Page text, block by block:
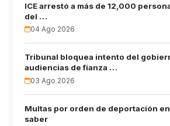
ICE arrestó a más de 12,000
del …
04 Ago 2026
Tribunal bloquea intento del
audiencias de fianza …
03 Ago 2026
Multas por orden de deportación en
saber